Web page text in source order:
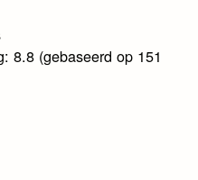
8.8 (gebaseerd op 151